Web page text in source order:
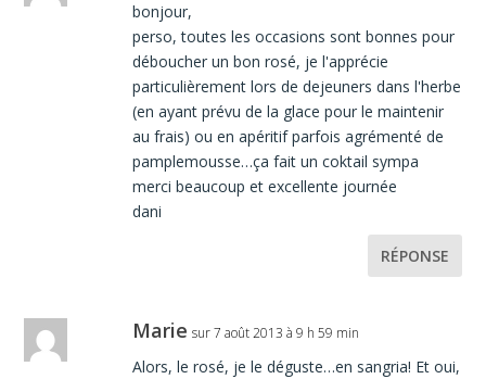
bonjour,
perso, toutes les occasions sont bonnes pour
déboucher un bon rosé, je l'apprécie
particulièrement lors de dejeuners dans l'herbe
(en ayant prévu de la glace pour le maintenir
au frais) ou en apéritif parfois agrémenté de
pamplemousse…ça fait un coktail sympa
merci beaucoup et excellente journée
dani
RÉPONSE
Marie sur 7 août 2013 à 9 h 59 min
Alors, le rosé, je le déguste…en sangria! Et oui,